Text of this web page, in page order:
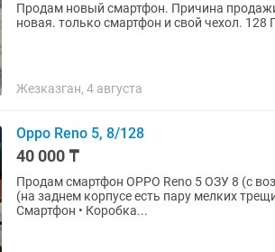
Продам новый смартфон. Причина
новая. только смартфон и свой чехол. 128
Жезказган, 4 августа
Oppo Reno 5, 8/128
40 000 ₸
Продам смартфон OPPO Reno 5 ОЗУ 8 (с возможностью расширения) ПЗУ 128 Состояние 9/10
(на заднем корпусе есть пару мелких трещин, но
Смартфон • Коробка...